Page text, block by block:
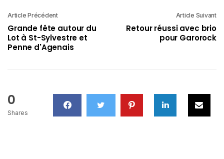
Article Précédent
Grande fête autour du
Lot à St-Sylvestre et
Penne d'Agenais
Article Suivant
Retour réussi avec brio
pour Garorock
0
Shares